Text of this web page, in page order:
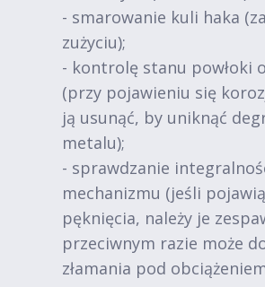
- smarowanie kuli haka
zużyciu);
- kontrolę stanu powłoki
(przy pojawieniu się
ją usunąć, by uniknąć
metalu);
- sprawdzanie
mechanizmu (jeśli
pęknięcia, należy je
przeciwnym razie może
złamania pod